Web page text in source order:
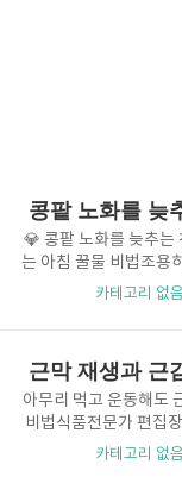
콩팥 노화를 늦
💎 콩팥 노화를 늦추는
는 아침 꿀물 비법조용
의 습관과 현장 정밀
있습니다. 특히 60세가
이 약해지기 때문에 젊
섭취하면 오히려 무리
월 진료실에서 수많은
알았더라면 좋았을 텐
카테고리 없음
근막 재생과 근
아무리 먹고 운동해도
비법식품전문가 편집
증 극복의 모든 것반갑
카테고리 없음